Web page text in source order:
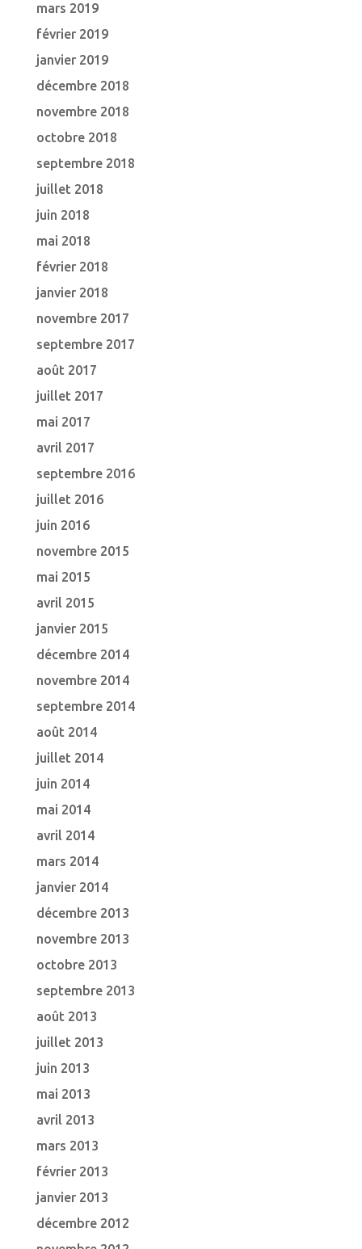
mars 2019
février 2019
janvier 2019
décembre 2018
novembre 2018
octobre 2018
septembre 2018
juillet 2018
juin 2018
mai 2018
février 2018
janvier 2018
novembre 2017
septembre 2017
août 2017
juillet 2017
mai 2017
avril 2017
septembre 2016
juillet 2016
juin 2016
novembre 2015
mai 2015
avril 2015
janvier 2015
décembre 2014
novembre 2014
septembre 2014
août 2014
juillet 2014
juin 2014
mai 2014
avril 2014
mars 2014
janvier 2014
décembre 2013
novembre 2013
octobre 2013
septembre 2013
août 2013
juillet 2013
juin 2013
mai 2013
avril 2013
mars 2013
février 2013
janvier 2013
décembre 2012